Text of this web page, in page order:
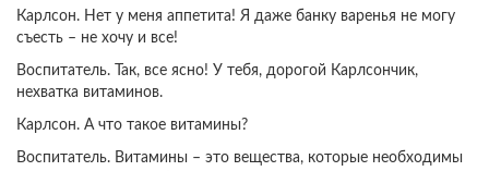
Карлсон. Нет у меня аппетита! Я даже банку варенья не могу
съесть – не хочу и все!
Воспитатель. Так, все ясно! У тебя, дорогой Карлсончик,
нехватка витаминов.
Карлсон. А что такое витамины?
Воспитатель. Витамины – это вещества, которые необходимы